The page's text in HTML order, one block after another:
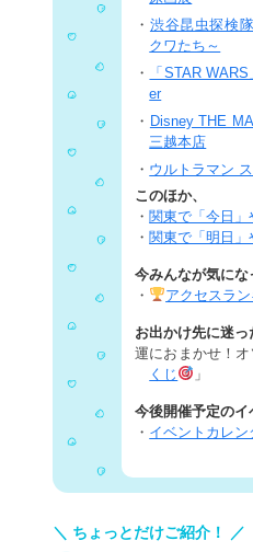
・ 渋谷昆虫探検
クワたち～
・
「STAR
er
・ Disney THE
三越本店
・ ウルトラマン
このほか、
・ 関東で「今日」
・ 関東で「明日」
今みんなが気に
・
アクセスラン
お出かけ先に迷っ
運におまかせ！オ
くじ
」
今後開催予定の
・ イベントカレン
＼ ちょっとだけご紹介！ ／